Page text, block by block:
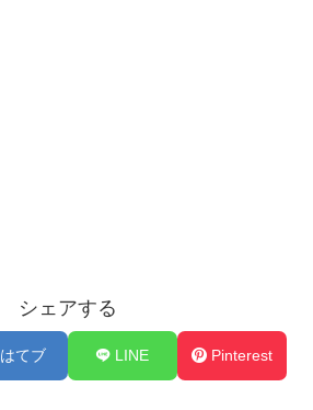
シェアする
はてブ LINE Pinterest